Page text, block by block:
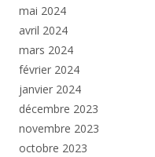
mai 2024
avril 2024
mars 2024
février 2024
janvier 2024
décembre 2023
novembre 2023
octobre 2023